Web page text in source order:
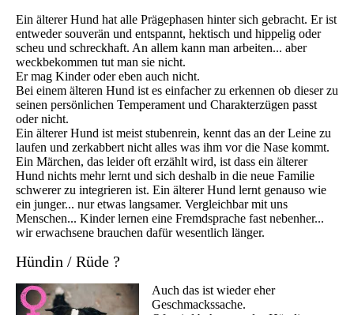
Ein älterer Hund hat alle Prägephasen hinter sich gebracht. Er ist
entweder souverän und entspannt, hektisch und hippelig oder
scheu und schreckhaft. An allem kann man arbeiten... aber
weckbekommen tut man sie nicht.
Er mag Kinder oder eben auch nicht.
Bei einem älteren Hund ist es einfacher zu erkennen ob dieser zu
seinen persönlichen Temperament und Charakterzügen passt
oder nicht.
Ein älterer Hund ist meist stubenrein, kennt das an der Leine zu
laufen und zerkabbert nicht alles was ihm vor die Nase kommt.
Ein Märchen, das leider oft erzählt wird, ist dass ein älterer
Hund nichts mehr lernt und sich deshalb in die neue Familie
schwerer zu integrieren ist. Ein älterer Hund lernt genauso wie
ein junger... nur etwas langsamer. Vergleichbar mit uns
Menschen... Kinder lernen eine Fremdsprache fast nebenher...
wir erwachsene brauchen dafür wesentlich länger.
Hündin / Rüde ?
Auch das ist wieder eher
Geschmackssache.